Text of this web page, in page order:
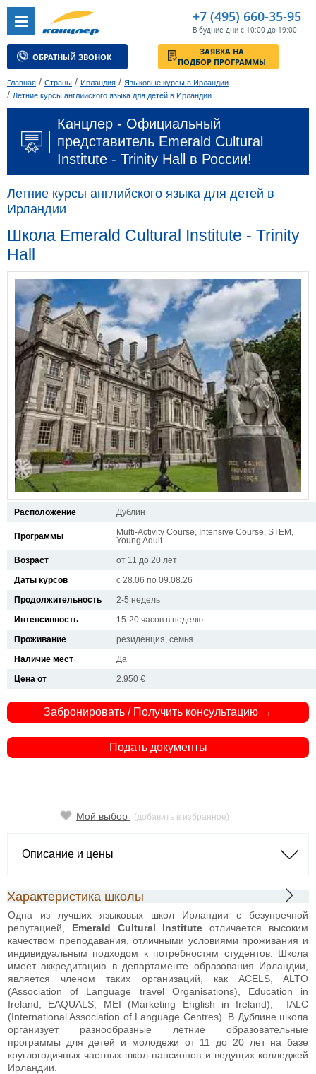
+7 (495) 660-35-95
В будние дни с 10:00 до 19:00
ОБРАТНЫЙ ЗВОНОК
ЗАЯВКА НА
ПОДБОР ПРОГРАММЫ
Главная / Страны / Ирландия / Языковые курсы в Ирландии
/ Летние курсы английского языка для детей в Ирландии
Канцлер - Официальный
представитель Emerald Cultural
Institute - Trinity Hall в России!
Летние курсы английского языка для детей в
Ирландии
Школа Emerald Cultural Institute - Trinity
Hall
Расположение Дублин
Программы
Multi-Activity Course, Intensive Course, STEM,
Young Adult
Возраст
от 11 до 20 лет
Даты курсов
с 28.06 по 09.08.26
Продолжительность
2-5 недель
Интенсивность
15-20 часов в неделю
Проживание
резиденция, семья
Наличие мест
Да
Цена от
2.950 €
Забронировать / Получить консультацию →
Подать документы
Мой выбор (добавить в избранное)
Описание и цены
Характеристика школы
Одна из лучших языковых школ Ирландии с безупречной
репутацией, Emerald Cultural Instituteотличается высоким
качеством преподавания, отличными условиями проживания и
индивидуальным подходом к потребностям студентов. Школа
имеет аккредитацию в департаменте образования Ирландии,
является членом таких организаций, как ACELS, ALTO
(Association of Language travel Organisations), Education in
Ireland, EAQUALS, MEI (Marketing English in Ireland), IALC
(International Association of Language Centres). В Дублине школа
организует разнообразные летние образовательные
программы для детей и молодежи от 11 до 20 лет на базе
круглогодичных частных школ-пансионов и ведущих колледжей
Ирландии.